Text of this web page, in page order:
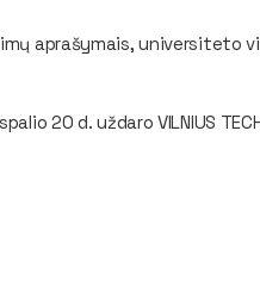
aprašymais, universiteto
20 d. uždaro VILNIUS